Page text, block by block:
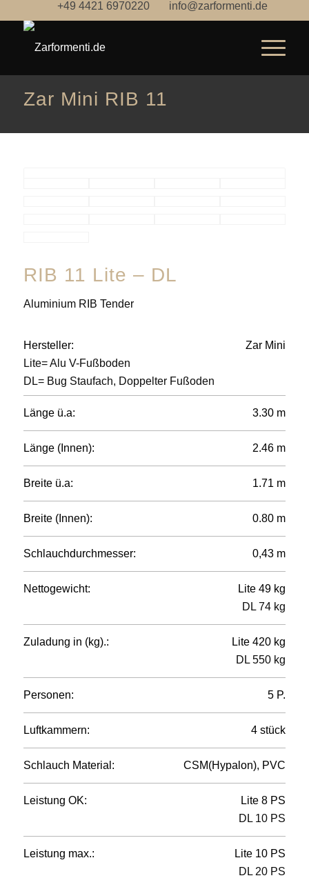
+49 4421 6970220 info@zarformenti.de
Zar Mini RIB 11
RIB 11 Lite – DL
Aluminium RIB Tender
Hersteller:
Zar Mini
Lite= Alu V-Fußboden
DL= Bug Staufach, Doppelter Fußoden
Länge ü.a: 3.30 m
Länge (Innen): 2.46 m
Breite ü.a: 1.71 m
Breite (Innen): 0.80 m
Schlauchdurchmesser: 0,43 m
Nettogewicht:
Lite 49 kg
DL 74 kg
Zuladung in (kg).:
Lite 420 kg
DL 550 kg
Personen: 5 P.
Luftkammern: 4 stück
Schlauch Material: CSM(Hypalon), PVC
Leistung OK:
Lite 8 PS
DL 10 PS
Leistung max.:
Lite 10 PS
DL 20 PS